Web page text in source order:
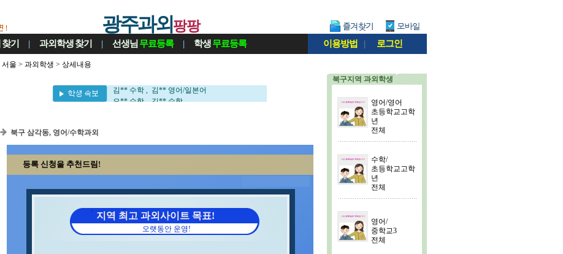
광주과외팡팡
찾기 | 과외학생찾기 | 선생님 무료등록 | 학생무료등록 이용방법 | 로그인
서울 > 과외학생 > 상세내용
김** 수학 , 김** 영어/일본어
오** 수학 , 김** 수학
조** 수학 , 백** 수학
서** 수학/과학 , 김** 바이올린
윤** 영어 , 구** 수학
정** 과학/국어 , 지** 수학/영어
김** 영어 , 석** 수학/국어
북구 삼각동, 영어/수학과외
등록 신청을 추천드림!
지역 최고 과외사이트 목표!
오랫동안 운영!
북구지역 과외학생
영어/영어
초등학교고학
년
전체
수학/
초등학교고학
년
전체
영어/
중학교3
전체